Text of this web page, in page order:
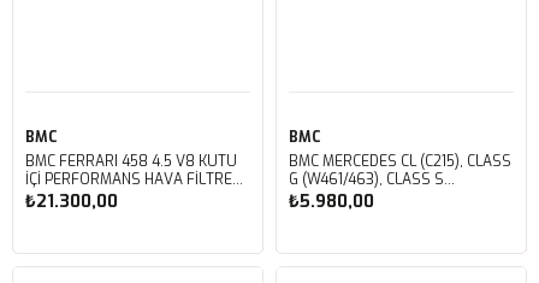
BMC
BMC FERRARI 458 4.5 V8 KUTU
İÇİ PERFORMANS HAVA FİLTRESİ
FB614/01
₺21.300,00
BMC
BMC MERCEDES CL (C215), CLASS
G (W461/463), CLASS S
(W220), MAYBACH (W240), SL
(R230), KUTU İÇİ PERFORMANS
₺5.980,00